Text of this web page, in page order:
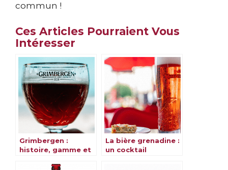
commun !
Ces Articles Pourraient Vous
Intéresser
Grimbergen :
histoire, gamme et
La bière grenadine :
un cocktail